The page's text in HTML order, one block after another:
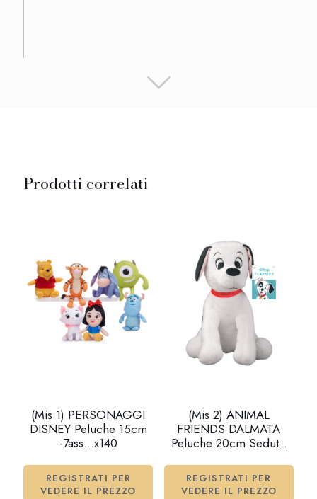
Prodotti correlati
(Mis 1) PERSONAGGI
DISNEY Peluche 15cm
-7ass…x140
REGISTRATI PER
VEDERE IL PREZZO
(Mis 2) ANIMAL
FRIENDS DALMATA
Peluche 20cm Seduto
REGISTRATI PER
VEDERE IL PREZZO